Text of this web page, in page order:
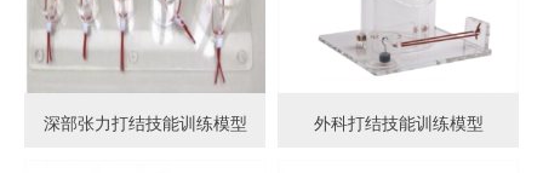
深部张力打结技能训练模型 外科打结技能训练模型